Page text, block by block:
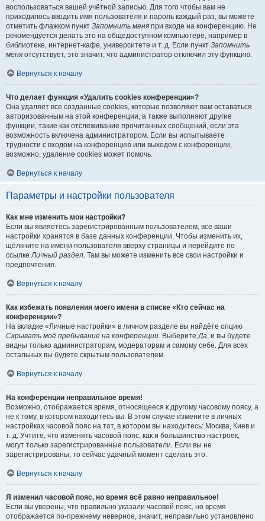
воспользоваться вашей учётной записью. Для того чтобы вам не
приходилось вводить имя пользователя и пароль каждый раз, вы можете
отметить флажком пункт Запомнить меня при входе на конференцию. Не
рекомендуется делать это на общедоступном компьютере, например в
библиотеке, интернет-кафе, университете и т. д. Если пункт Запомнить
меня отсутствует, это значит, что администратор отключил эту функцию.
Вернуться к началу
Что делает функция «Удалить cookies конференции»?
Она удаляет все созданные cookies, которые позволяют вам оставаться
авторизованным на этой конференции, а также выполняют другие
функции, такие как отслеживание прочитанных сообщений, если эта
возможность включена администратором. Если вы испытываете
трудности с входом на конференцию или выходом с конференции,
возможно, удаление cookies может помочь.
Вернуться к началу
Параметры и настройки пользователя
Как мне изменить мои настройки?
Если вы являетесь зарегистрированным пользователем, все ваши
настройки хранятся в базе данных конференции. Чтобы изменить их,
щёлкните на имени пользователя вверху страницы и перейдите по
ссылкеЛичный раздел. Там вы можете изменить все свои настройки и
предпочтения.
Вернуться к началу
Как избежать появления моего имени в списке «Кто сейчас на
конференции»?
На вкладке «Личные настройки» в личном разделе вы найдёте опцию
Скрывать моё пребывание на конференции. ВыберитеДа, и вы будете
видны только администраторам, модераторам и самому себе. Для всех
остальных вы будете скрытым пользователем.
Вернуться к началу
На конференции неправильное время!
Возможно, отображается время, относящееся к другому часовому поясу, а
не к тому, в котором находитесь вы. В этом случае измените в личных
настройках часовой пояс на тот, в котором вы находитесь: Москва, Киев и
т. д. Учтите, что изменять часовой пояс, как и большинство настроек,
могут только зарегистрированные пользователи. Если вы не
зарегистрированы, то сейчас удачный момент сделать это.
Вернуться к началу
Я изменил часовой пояс, но время всё равно неправильное!
Если вы уверены, что правильно указали часовой пояс, но время
отображается по-прежнему неверное, значит, неправильно установлено